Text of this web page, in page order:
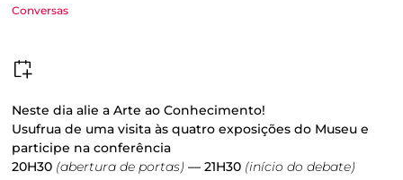
Contactos
Bilheteira
Conversas
Neste dia alie a Arte ao Conhecimento!
Usufrua de uma visita às quatro exposições do Museu e
participe na conferência
20H30 (abertura de portas) — 21H30 (início do debate)